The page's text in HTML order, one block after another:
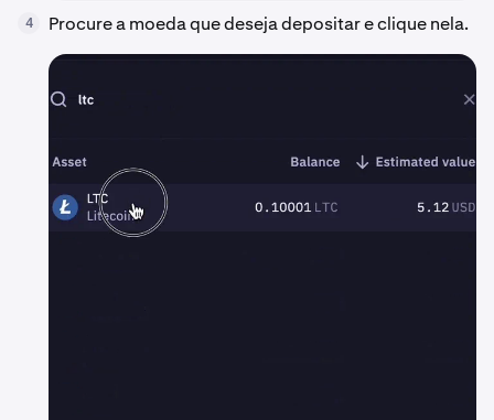
4 Procure a moeda que deseja depositar e clique nela.